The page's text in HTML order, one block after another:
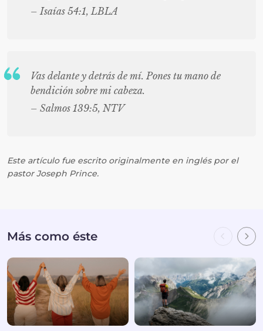
– Isaías 54:1, LBLA
Vas delante y detrás de mí. Pones tu mano de
bendición sobre mi cabeza.
– Salmos 139:5, NTV
Este artículo fue escrito originalmente en inglés por el
pastor Joseph Prince.
Más como éste